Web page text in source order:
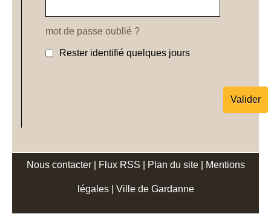
mot de passe oublié ?
Rester identifié quelques jours
Nous contacter Flux RSS Plan du site Mentions
légales Ville de Gardanne